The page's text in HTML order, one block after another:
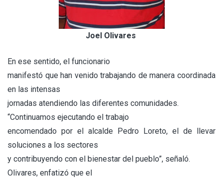
Joel Olivares
En ese sentido, el funcionario
manifestó que han venido trabajando de manera coordinada
en las intensas
jornadas atendiendo las diferentes comunidades.
“Continuamos ejecutando el trabajo
encomendado por el alcalde Pedro Loreto, el de llevar
soluciones a los sectores
y contribuyendo con el bienestar del pueblo”, señaló.
Olivares, enfatizó que el